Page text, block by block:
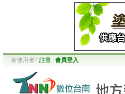
新使用者? 註冊 會員登入